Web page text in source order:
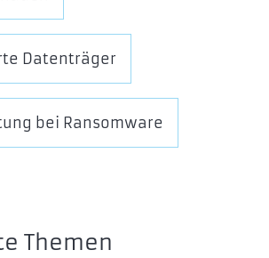
Datenträger
bei Ransomware
Themen